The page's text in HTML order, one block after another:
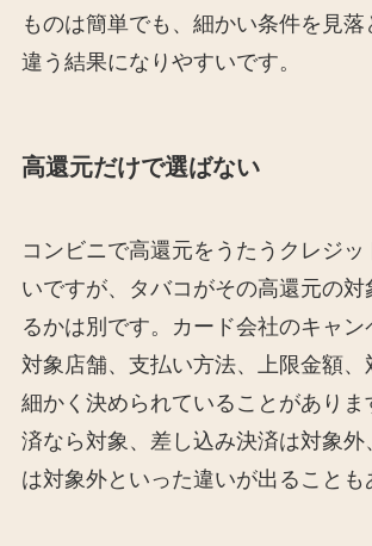
ものは簡単でも、細かい条件を見落
違う結果になりやすいです。
高還元だけで選ばない
コンビニで高還元をうたうクレジッ
いですが、タバコがその高還元の対
るかは別です。カード会社のキャン
対象店舗、支払い方法、上限金額、
細かく決められていることがありま
済なら対象、差し込み決済は対象外
は対象外といった違いが出ることも